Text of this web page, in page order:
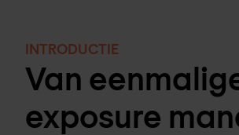
INTRODUCTIE
Van
exposure